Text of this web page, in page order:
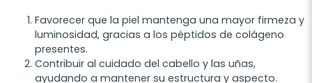
Favorecer que la piel mantenga una mayor firmeza y
luminosidad, gracias a los péptidos de colágeno
presentes.
Contribuir al cuidado del cabello y las uñas,
ayudando a mantener su estructura y aspecto.